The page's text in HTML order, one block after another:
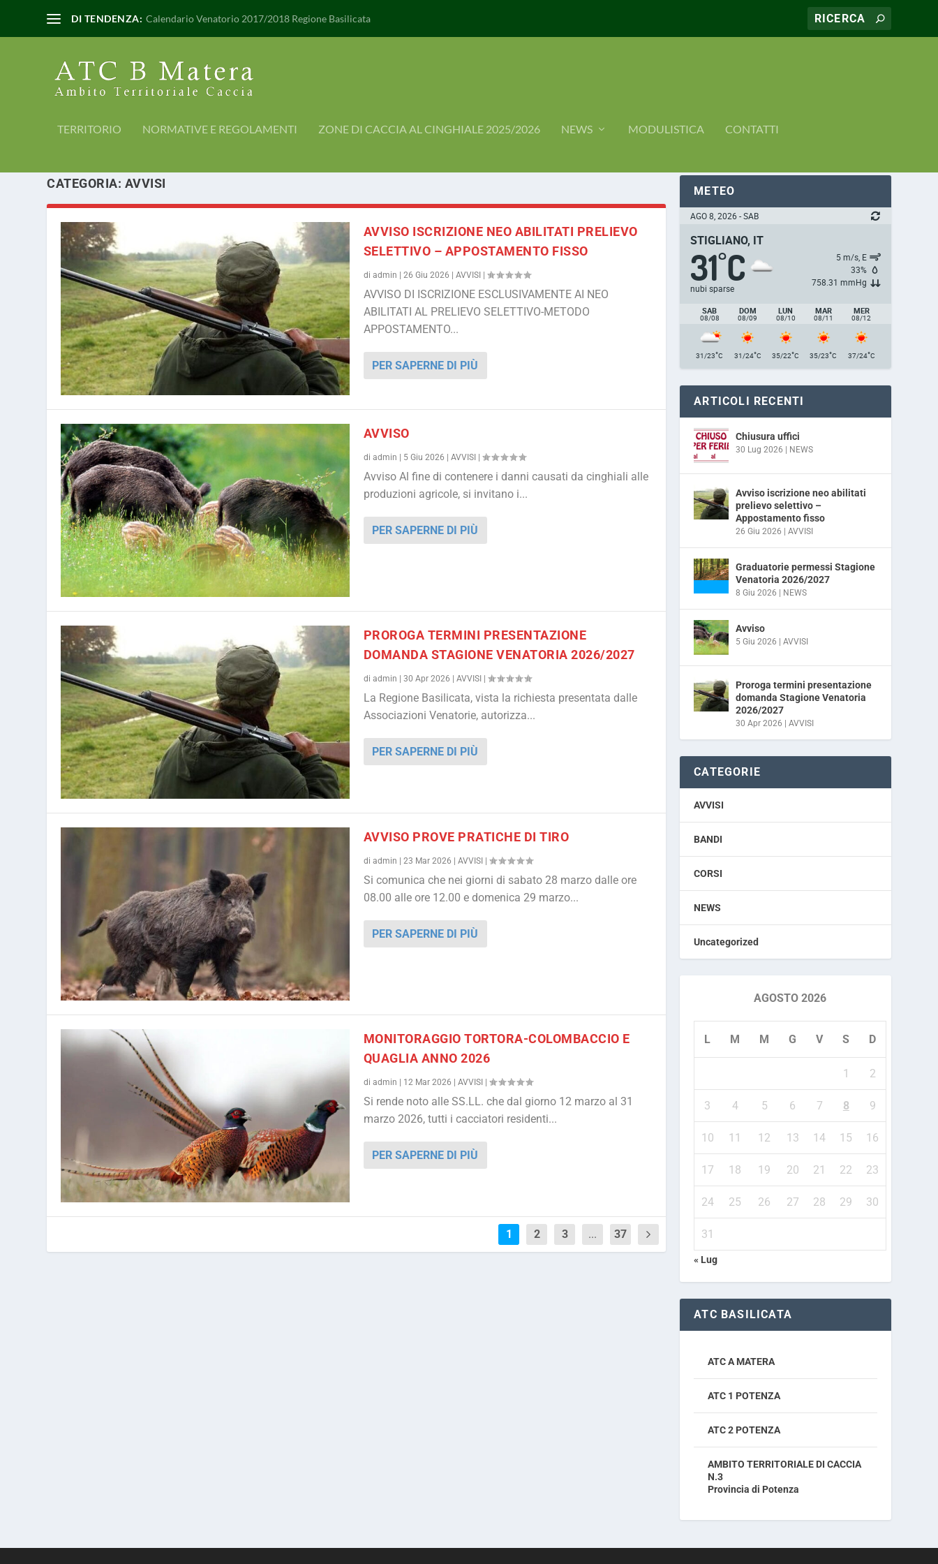
DI TENDENZA: Calendario Venatorio 2017/2018 Regione Basilicata
TERRITORIO NORMATIVE E REGOLAMENTI ZONE DI CACCIA AL CINGHIALE 2025/2026 NEWS MODULISTICA CONTATTI
CATEGORIA: AVVISI
AVVISO ISCRIZIONE NEO ABILITATI PRELIEVO
SELETTIVO – APPOSTAMENTO FISSO
di admin 26 Giu 2026 AVVISI
AVVISO DI ISCRIZIONE ESCLUSIVAMENTE AI NEO
ABILITATI AL PRELIEVO SELETTIVO-METODO
APPOSTAMENTO...
PER SAPERNE DI PIÙ
AVVISO
di admin 5 Giu 2026 AVVISI
Avviso Al fine di contenere i danni causati da cinghiali alle
produzioni agricole, si invitano i...
PER SAPERNE DI PIÙ
PROROGA TERMINI PRESENTAZIONE
DOMANDA STAGIONE VENATORIA 2026/2027
di admin 30 Apr 2026 AVVISI
La Regione Basilicata, vista la richiesta presentata dalle
Associazioni Venatorie, autorizza...
PER SAPERNE DI PIÙ
AVVISO PROVE PRATICHE DI TIRO
di admin 23 Mar 2026 AVVISI
Si comunica che nei giorni di sabato 28 marzo dalle ore
08.00 alle ore 12.00 e domenica 29 marzo...
PER SAPERNE DI PIÙ
MONITORAGGIO TORTORA-COLOMBACCIO E
QUAGLIA ANNO 2026
di admin 12 Mar 2026 AVVISI
Si rende noto alle SS.LL. che dal giorno 12 marzo al 31
marzo 2026, tutti i cacciatori residenti...
PER SAPERNE DI PIÙ
1 2 3 ... 37
METEO
AGO 8, 2026 - SAB
STIGLIANO, IT
31°C
nubi sparse
5 m/s, E
33%
758.31 mmHg
SAB
08/08
DOM
08/09
LUN
08/10
MAR
08/11
MER
08/12
31/23°C 31/24°C 35/22°C 35/23°C 37/24°C
ARTICOLI RECENTI
Chiusura uffici
30 Lug 2026 NEWS
Avviso iscrizione neo abilitati
prelievo selettivo –
Appostamento fisso
26 Giu 2026 |AVVISI
Graduatorie permessi Stagione
Venatoria 2026/2027
8 Giu 2026 NEWS
Avviso
5 Giu 2026 |AVVISI
Proroga termini presentazione
domanda Stagione Venatoria
2026/2027
30 Apr 2026 |AVVISI
CATEGORIE
AVVISI
BANDI
CORSI
NEWS
Uncategorized
AGOSTO 2026
L M M G V S D
1 2
3 4 5 6 7 8 9
10 11 12 13 14 15 16
17 18 19 20 21 22 23
24 25 26 27 28 29 30
31
« Lug
ATC BASILICATA
ATC A MATERA
ATC 1 POTENZA
ATC 2 POTENZA
AMBITO TERRITORIALE DI CACCIA
N.3
Provincia di Potenza